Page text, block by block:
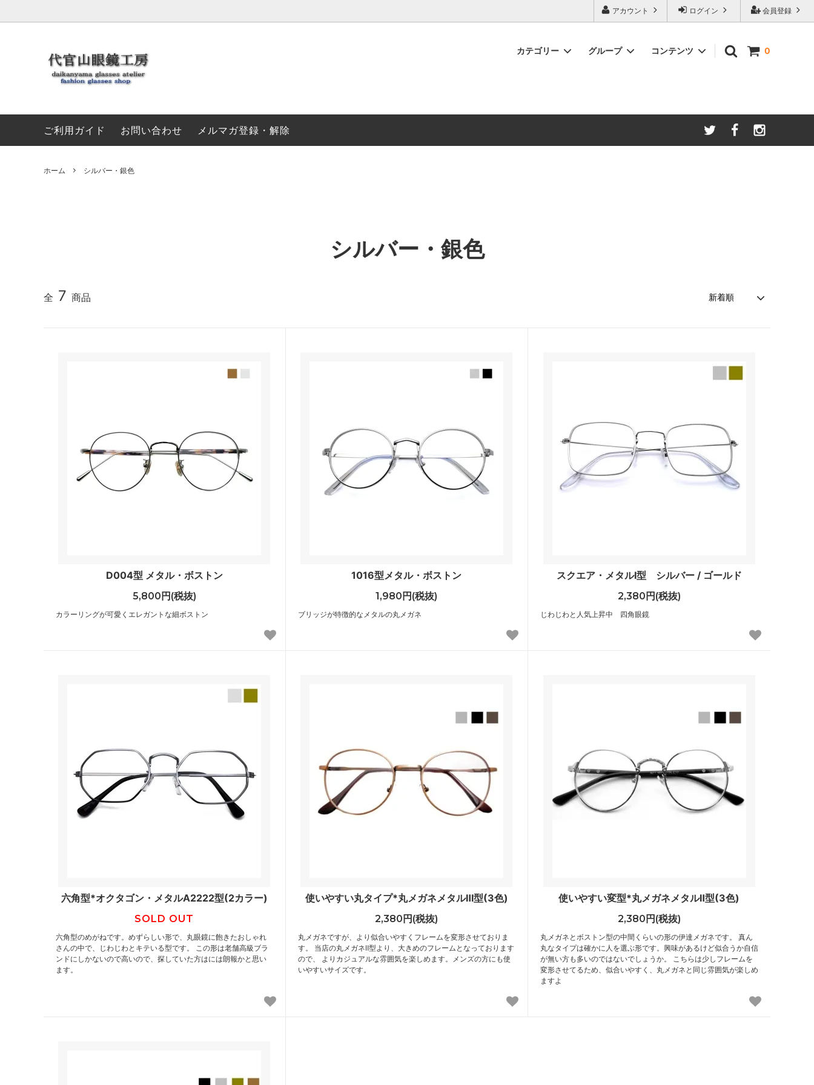
会員登録
ログイン
アカウント
0
カテゴリー グループ
3000円～5000円未満 5000円～10000円未満 レディースメガネ 黒・ブラック
グリーン・緑
コンテンツ
ご利用ガイド お問い合わせ メルマガ登録・解除
ホーム シルバー・銀色
シルバー・銀色
全 7 商品
D004型 メタル・ボストン
5,800円(税抜)
カラーリングが可愛くエレガントな細ボストン
1016型メタル・ボストン
1,980円(税抜)
ブリッジが特徴的なメタルの丸メガネ
スクエア・メタルⅠ型 シルバー / ゴールド
2,380円(税抜)
じわじわと人気上昇中 四角眼鏡
六角型*オクタゴン・メタルA2222型(2カラー)
SOLD OUT
六角型のめがねです。めずらしい形で、丸眼鏡に飽きたおしゃれ
さんの中で、じわじわとキテいる型です。 この形は老舗高級ブラ
ンドにしかないので高いので、探していた方はには朗報かと思い
ます。
使いやすい丸タイプ*丸メガネメタルⅢ型(3色)
2,380円(税抜)
丸メガネですが、より似合いやすくフレームを変形させておりま
す。 当店の丸メガネⅡ型より、大きめのフレームとなっております
ので、 よりカジュアルな雰囲気を楽しめます。メンズの方にも使
いやすいサイズです。
使いやすい変型*丸メガネメタルⅡ型(3色)
2,380円(税抜)
丸メガネとボストン型の中間くらいの形の伊達メガネです。 真ん
丸なタイプは確かに人を選ぶ形です。興味があるけど似合うか自信
が無い方も多いのではないでしょうか。 こちらは少しフレームを
変形させてるため、似合いやすく、丸メガネと同じ雰囲気が楽しめ
ますよ